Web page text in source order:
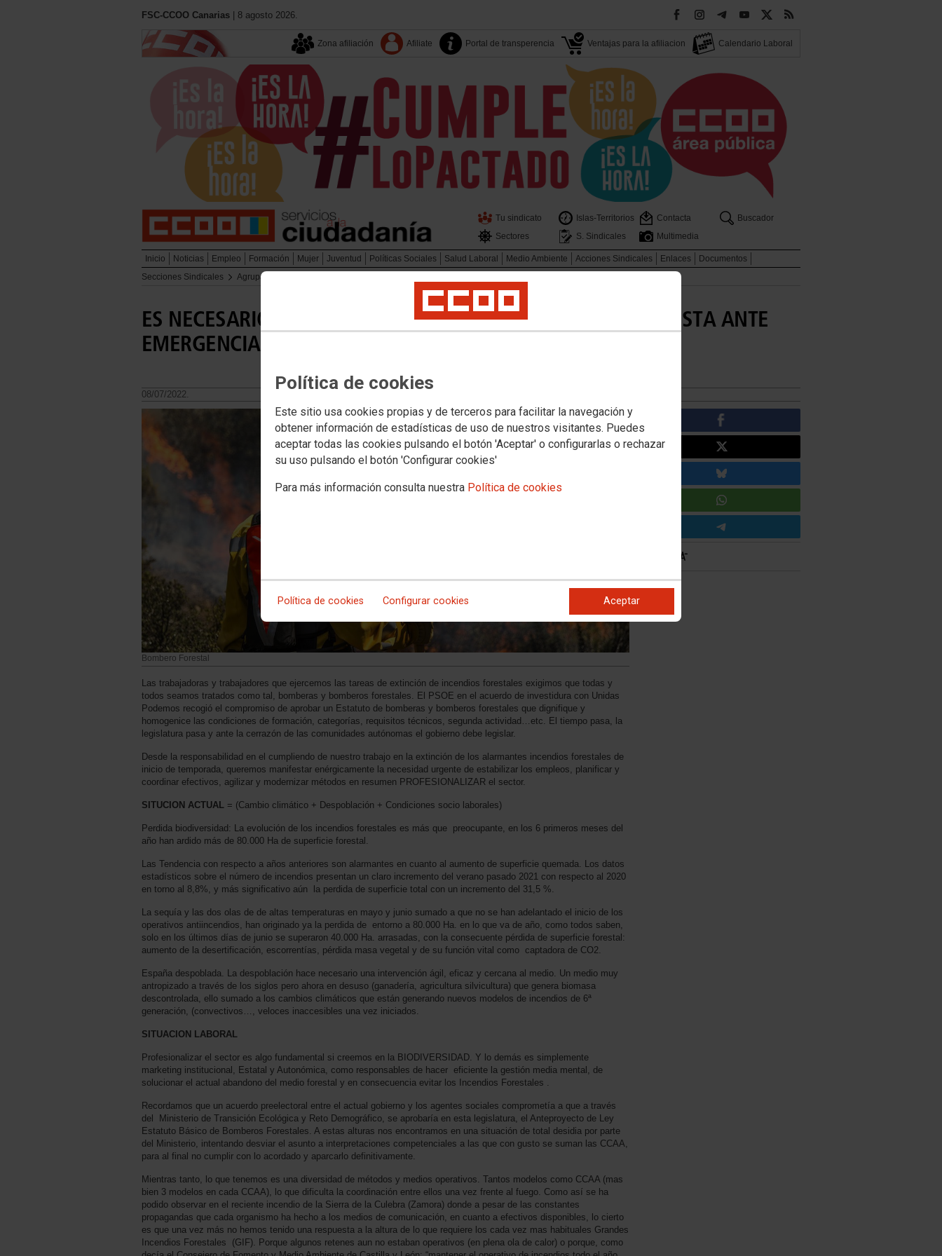
Política de cookies
Este sitio usa cookies propias y de terceros para facilitar la navegación y
obtener información de estadísticas de uso de nuestros visitantes. Puedes
aceptar todas las cookies pulsando el botón 'Aceptar' o configurarlas o rechazar
su uso pulsando el botón 'Configurar cookies'
Para más información consulta nuestra Política de cookies
Política de cookies Configurar cookies Aceptar
FSC-CCOO Canarias | 8 agosto 2026.
Zona afiliación Afiliate Portal de transperencia Ventajas para la afiliacion Calendario Laboral
Tu sindicato Islas-Territorios Contacta
Buscador
Sectores
S. Sindicales Multimedia
Inicio Noticias Empleo Formación Mujer Juventud Políticas Sociales Salud Laboral Medio Ambiente Acciones Sindicales Enlaces
Documentos
Secciones Sindicales
Agrupación de Bomberas y Bomberos de Canarias
ES NECESARIO HOMOGENEIZAR A NIVEL ESTATAL LA RESPUESTA ANTE
EMERGENCIAS POR INCENDIOS FORESTALES
08/07/2022.
Bombero Forestal
Las trabajadoras y trabajadores que ejercemos las tareas de extinción de incendios forestales exigimos que todas y
todos seamos tratados como tal, bomberas y bomberos forestales. El PSOE en el acuerdo de investidura con Unidas
Podemos recogió el compromiso de aprobar un Estatuto de bomberas y bomberos forestales que dignifique y
homogenice las condiciones de formación, categorías, requisitos técnicos, segunda actividad…etc. El tiempo pasa, la
legislatura pasa y ante la cerrazón de las comunidades autónomas el gobierno debe legislar.
Desde la responsabilidad en el cumpliendo de nuestro trabajo en la extinción de los alarmantes incendios forestales de
inicio de temporada, queremos manifestar enérgicamente la necesidad urgente de estabilizar los empleos, planificar y
coordinar efectivos, agilizar y modernizar métodos en resumen PROFESIONALIZAR el sector.
SITUCION ACTUAL = (Cambio climático + Despoblación + Condiciones socio laborales)
Perdida biodiversidad: La evolución de los incendios forestales es más que preocupante, en los 6 primeros meses del
año han ardido más de 80.000 Ha de superficie forestal.
Las Tendencia con respecto a años anteriores son alarmantes en cuanto al aumento de superficie quemada. Los datos
estadísticos sobre el número de incendios presentan un claro incremento del verano pasado 2021 con respecto al 2020
en torno al 8,8%, y más significativo aún la perdida de superficie total con un incremento del 31,5 %.
La sequía y las dos olas de de altas temperaturas en mayo y junio sumado a que no se han adelantado el inicio de los
operativos antiincendios, han originado ya la perdida de entorno a 80.000 Ha. en lo que va de año, como todos saben,
solo en los últimos días de junio se superaron 40.000 Ha. arrasadas, con la consecuente pérdida de superficie forestal:
aumento de la desertificación, escorrentías, pérdida masa vegetal y de su función vital como captadora de CO2.
España despoblada. La despoblación hace necesario una intervención ágil, eficaz y cercana al medio. Un medio muy
antropizado a través de los siglos pero ahora en desuso (ganadería, agricultura silvicultura) que genera biomasa
descontrolada, ello sumado a los cambios climáticos que están generando nuevos modelos de incendios de 6ª
generación, (convectivos…, veloces inaccesibles una vez iniciados.
SITUACION LABORAL
Profesionalizar el sector es algo fundamental si creemos en la BIODIVERSIDAD. Y lo demás es simplemente
marketing institucional, Estatal y Autonómica, como responsables de hacer eficiente la gestión media mental, de
solucionar el actual abandono del medio forestal y en consecuencia evitar los Incendios Forestales .
Recordamos que un acuerdo preelectoral entre el actual gobierno y los agentes sociales comprometía a que a través
del Ministerio de Transición Ecológica y Reto Demográfico, se aprobaría en esta legislatura, el Anteproyecto de Ley
Estatuto Básico de Bomberos Forestales. A estas alturas nos encontramos en una situación de total desidia por parte
del Ministerio, intentando desviar el asunto a interpretaciones competenciales a las que con gusto se suman las CCAA,
para al final no cumplir con lo acordado y aparcarlo definitivamente.
Mientras tanto, lo que tenemos es una diversidad de métodos y medios operativos. Tantos modelos como CCAA (mas
bien 3 modelos en cada CCAA), lo que dificulta la coordinación entre ellos una vez frente al fuego. Como así se ha
podido observar en el reciente incendio de la Sierra de la Culebra (Zamora) donde a pesar de las constantes
propagandas que cada organismo ha hecho a los medios de comunicación, en cuanto a efectivos disponibles, lo cierto
es que una vez más no hemos tenido una respuesta a la altura de lo que requiere los cada vez mas habituales Grandes
Incendios Forestales (GIF). Porque algunos retenes aun no estaban operativos (en plena ola de calor) o porque, como